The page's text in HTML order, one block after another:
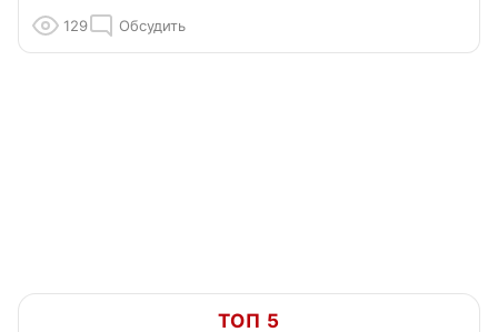
129 Обсудить
ТОП 5